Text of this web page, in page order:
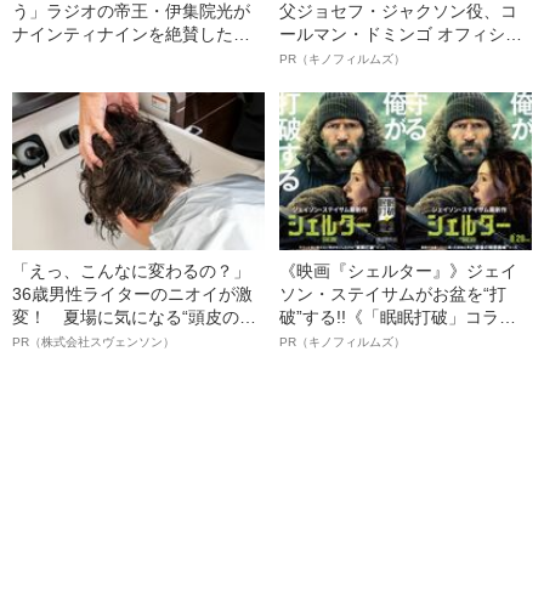
う」ラジオの帝王・伊集院光が
ナインティナインを絶賛した理
父ジョセフ・ジャクソン役、コ
ールマン・ドミンゴ オフィシャ
ルインタビュー“観客を魅了した
語る”《日本興収70億円突破》
PR（キノフィルムズ）
「えっ、こんなに変わるの？」
36歳男性ライターのニオイが激
変！ 夏場に気になる“頭皮のニ
オイ”や“ベタつき”を解消す
PR（株式会社スヴェンソン）
《映画『シェルター』》ジェイ
ソン・ステイサムがお盆を“打
破”する!!《「眠眠打破」コラ
ボ》
PR（キノフィルムズ）